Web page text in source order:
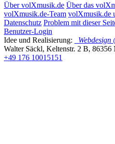
Über volXmusik.de Über das
volXmusik.de-Team volXmusik.de
Datenschutz Problem mit dieser
Benutzer-Login
Idee und Realisierung:
Webdesign
Walter Säckl, Keltenstr. 2 B, 86356
+49 176 10015151